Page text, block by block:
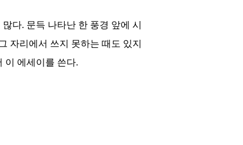
많다. 문득 나타난 한 풍경 앞에 시
그 자리에서 쓰지 못하는 때도 있지
이 에세이를 쓴다.